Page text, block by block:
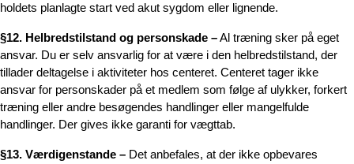
holdets planlagte start ved akut sygdom eller lignende.
§12. Helbredstilstand og personskade –Al træning sker på eget
ansvar. Du er selv ansvarlig for at være i den helbredstilstand, der
tillader deltagelse i aktiviteter hos centeret. Centeret tager ikke
ansvar for personskader på et medlem som følge af ulykker, forkert
træning eller andre besøgendes handlinger eller mangelfulde
handlinger. Der gives ikke garanti for vægttab.
§13. Værdigenstande – Det anbefales, at der ikke opbevares